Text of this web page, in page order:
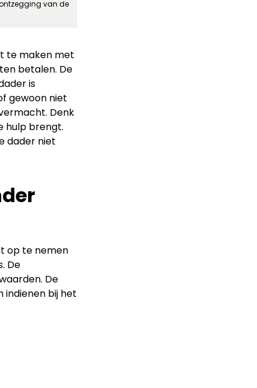
van de
te maken met
betalen. De
is
gewoon niet
Denk
hulp brengt.
dader niet
op te nemen
De
De
indienen bij het